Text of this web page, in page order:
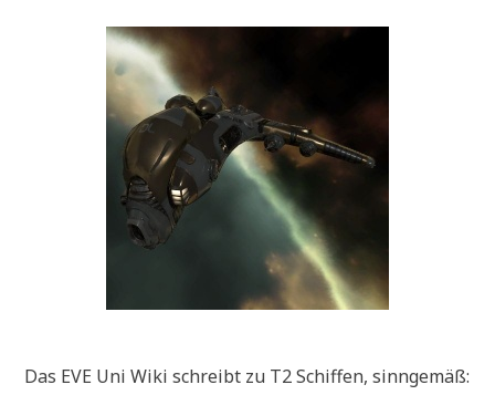
Das EVE Uni Wiki schreibt zu T2 Schiffen, sinngemäß: